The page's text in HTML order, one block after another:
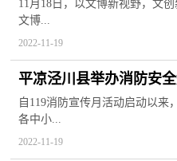
11月18日，以文博新视野，文
文博...
2022-11-19
平凉泾川县举办消防安
丰富多彩的课堂盛宴
自119消防宣传月活动启动以来
各中小...
2022-11-19